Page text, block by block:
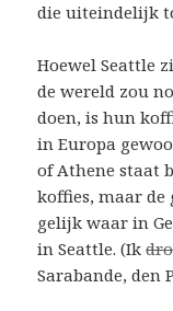
die uiteindelijk
Hoewel Seattle
de wereld zou
doen, is hun
in Europa
of Athene staat
koffies, maar de
gelijk waar in
in Seattle. (Ik
Sarabande, den